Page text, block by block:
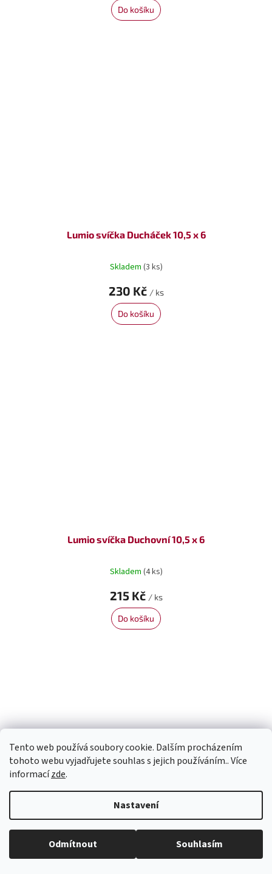
Tento web používá soubory cookie. Dalším procházením
tohoto webu vyjadřujete souhlas s jejich používáním.. Více
informacízde.
Nastavení
Odmítnout Souhlasím
Do košíku
Lumio svíčka Ducháček 10,5 x 6
Skladem (3 ks)
230 Kč / ks
Do košíku
Lumio svíčka Duchovní 10,5 x 6
Skladem (4 ks)
215 Kč / ks
Do košíku
Lumio svíčka Energetická